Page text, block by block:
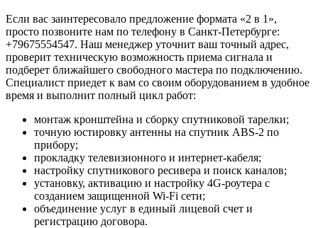
Если вас заинтересовало предложение формата «2 в 1»,
просто позвоните нам по телефону в Санкт-Петербурге:
+79675554547. Наш менеджер уточнит ваш точный адрес,
проверит техническую возможность приема сигнала и
подберет ближайшего свободного мастера по подключению.
Специалист приедет к вам со своим оборудованием в удобное
время и выполнит полный цикл работ:
монтаж кронштейна и сборку спутниковой тарелки;
точную юстировку антенны на спутник ABS-2 по
прибору;
прокладку телевизионного и интернет-кабеля;
настройку спутникового ресивера и поиск каналов;
установку, активацию и настройку 4G-роутера с
созданием защищенной Wi-Fi сети;
объединение услуг в единый лицевой счет и
регистрацию договора.